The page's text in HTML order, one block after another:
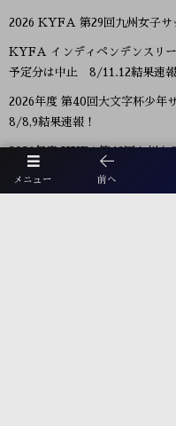
メニュー 前へ
2026 KYFA 第29回九州女子サ
KYFA インディペンデンスリ
予定分は中止 8/11.12結果速報
2026年度 第40回大文字杯少年
8/8,9結果速報！
2026年度 KYFA第43回九州女